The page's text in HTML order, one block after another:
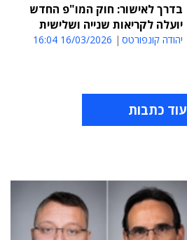
בדרך לאישור: חוק המו"פ החדש
יועלה לקריאות שנייה ושלישית
יהודה קונפורטס 16/03/2026 16:04
עוד כתבות